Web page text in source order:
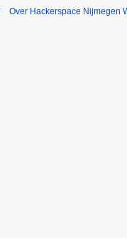
Over Hackerspace Nijmegen